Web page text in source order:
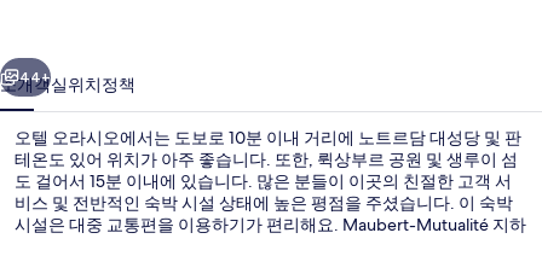
사
진
갤
러
리
다음
44+
소개객실위치정책
오텔 오라시오에서는 도보로 10분 이내 거리에 노트르담 대성당 및 판
테온도 있어 위치가 아주 좋습니다. 또한, 뤽상부르 공원 및 생루이 섬
도 걸어서 15분 이내에 있습니다. 많은 분들이 이곳의 친절한 고객 서
비스 및 전반적인 숙박 시설 상태에 높은 평점을 주셨습니다. 이 숙박
시설은 대중 교통편을 이용하기가 편리해요. Maubert-Mutualité 지하